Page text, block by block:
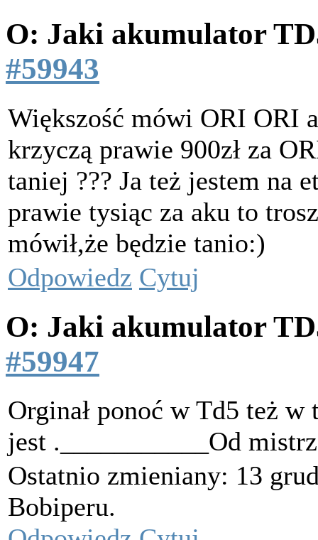
O: Jaki akumulator
#59943
Większość mówi ORI ORI
krzyczą prawie 900zł za
taniej ??? Ja też jestem na
prawie tysiąc za aku to
mówił,że będzie tanio:)
Odpowiedz Cytuj
O: Jaki akumulator
#59947
Orginał ponoć w Td5 też
jest .___________Od
Ostatnio zmieniany: 13
Bobiperu.